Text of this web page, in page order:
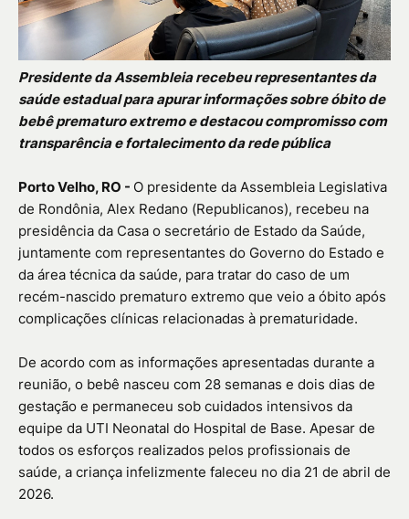
Presidente da Assembleia recebeu representantes da
saúde estadual para apurar informações sobre óbito de
bebê prematuro extremo e destacou compromisso com
transparência e fortalecimento da rede pública
Porto Velho, RO - O presidente da Assembleia Legislativa
de Rondônia, Alex Redano (Republicanos), recebeu na
presidência da Casa o secretário de Estado da Saúde,
juntamente com representantes do Governo do Estado e
da área técnica da saúde, para tratar do caso de um
recém-nascido prematuro extremo que veio a óbito após
complicações clínicas relacionadas à prematuridade.
De acordo com as informações apresentadas durante a
reunião, o bebê nasceu com 28 semanas e dois dias de
gestação e permaneceu sob cuidados intensivos da
equipe da UTI Neonatal do Hospital de Base. Apesar de
todos os esforços realizados pelos profissionais de
saúde, a criança infelizmente faleceu no dia 21 de abril de
2026.